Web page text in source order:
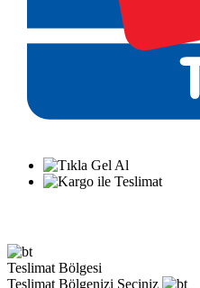
Teslimat Bölgesi
Teslimat Bölgenizi Seçiniz